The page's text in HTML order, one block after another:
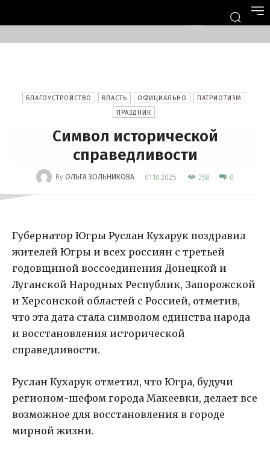
БЛАГОУСТРОЙСТВО ВЛАСТЬ ОФИЦИАЛЬНО
ПАТРИОТИЗМ
ПРАЗДНИК
Символ исторической
справедливости
By ОЛЬГА ЗОЛЬНИКОВА 01.10.2025 258 0
Губернатор Югры Руслан Кухарук поздравил
жителей Югры и всех россиян с третьей
годовщиной воссоединения Донецкой и
Луганской Народных Республик, Запорожской
и Херсонской областей с Россией, отметив,
что эта дата стала символом единства народа
и восстановления исторической
справедливости.
Руслан Кухарук отметил, что Югра, будучи
регионом-шефом города Макеевки, делает все
возможное для восстановления в городе
мирной жизни.